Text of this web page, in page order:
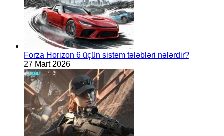
Forza Horizon 6 üçün sistem tələbləri nələrdir?
27 Mart 2026